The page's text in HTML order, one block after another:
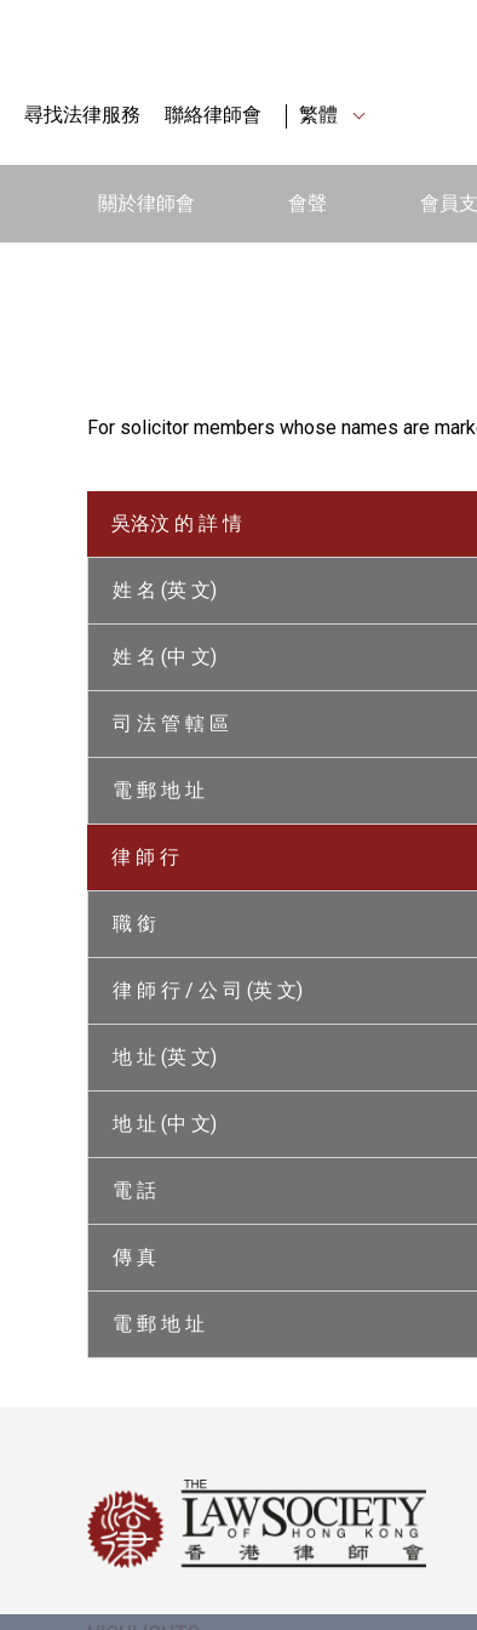
尋找法律服務 聯絡律師會 繁體
關於律師會 會聲 會員
For solicitor members whose names are
吳洛汶 的 詳 情
姓 名 (英 文)
姓 名 (中 文)
司 法 管 轄 區
電 郵 地 址
律 師 行
職 銜
律 師 行 / 公 司 (英 文)
地 址 (英 文)
地 址 (中 文)
電 話
傳 真
電 郵 地 址